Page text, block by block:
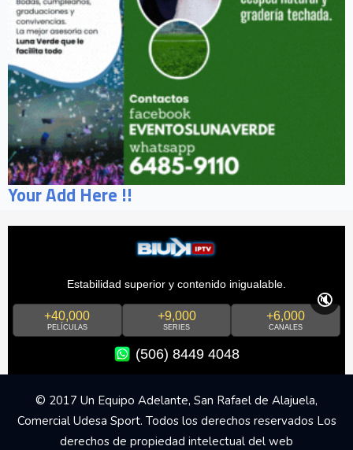
Your Add Here !!
Estabilidad superior y contenido inigualable.
+40,000
PELÍCULAS
+9,000
SERIES
+6,000
CANALES
(506) 8449 4048
🔇
© 2017 Un Equipo Adelante, San Rafael de Alajuela,
Comercial Udesa Sport. Todos los derechos reservados Los
derechos de propiedad intelectual del web